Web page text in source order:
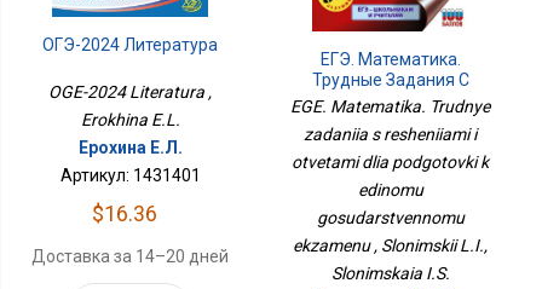
ОГЭ-2024 Литература
OGE-2024 Literatura ,
Erokhina E.L.
Ерохина Е.Л.
Артикул: 1431401
$16.36
Доставка за 14–20 дней
ЕГЭ. Математика.
Трудные Задания С
Решениями И Ответами
Единому
Государственному
Экзамену
EGE. Matematika. Trudnye
zadaniia s resheniiami i
otvetami dlia podgotovki k
edinomu
gosudarstvennomu
ekzamenu , Slonimskii L.I.,
Slonimskaia I.S.